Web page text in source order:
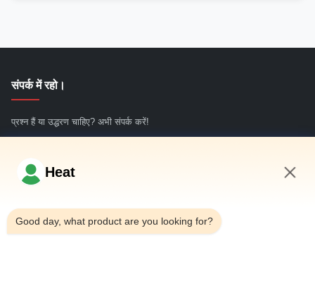
संपर्क में रहो।
प्रश्न हैं या उद्धरण चाहिए? अभी संपर्क करें!
Heat
Good day, what product are you looking for?